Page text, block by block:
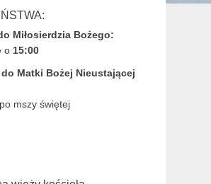
Miłosierdzia Bożego:
o 15:00
Matki Bożej Nieustającej
mszy świętej